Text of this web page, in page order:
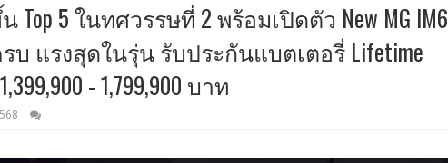
Top 5 ในทศวรรษที่ 2 พร้อมเปิดตัว New MG IM6
แรงสุดในรุ่น รับประกันแบตเตอรี่ Lifetime
- 1,799,900 บาท